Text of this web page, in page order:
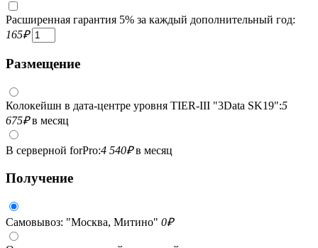
Расширенная гарантия 5% за каждый дополнительный год:
165₽
Размещение
Колокейшн в дата-центре уровня TIER-III "3Data SK19":5
675₽в месяц
В серверной forPro:4 540₽в месяц
Получение
Самовывоз: "Москва, Митино" 0₽